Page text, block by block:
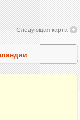
Следующая карта